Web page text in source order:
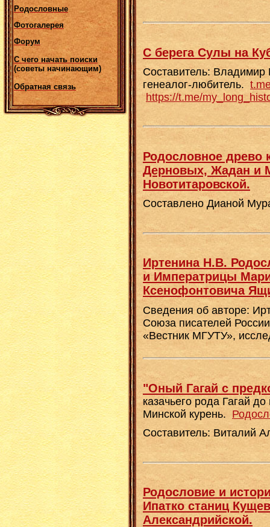
Родословные
Фотогалерея
Форум
С чего начать поиски
(советы начинающим)
Обратная связь
С берега Сулы на
Составитель:
генеалог-любитель.
https://t.me/
Родословное древо
Дерновых, Жадан и
Новотитаровской.
Составлено Дианой
Иртенина Н.В.
и Императрицы
Ксенофонтовича
Сведения об авторе:
Союза писателей
«Вестник МГУТУ»,
"Оный Гагай с
казачьего рода Гагай
Минской курень.
Составитель: Виталий
Родословие и
Ипатко станиц
Александрийской.